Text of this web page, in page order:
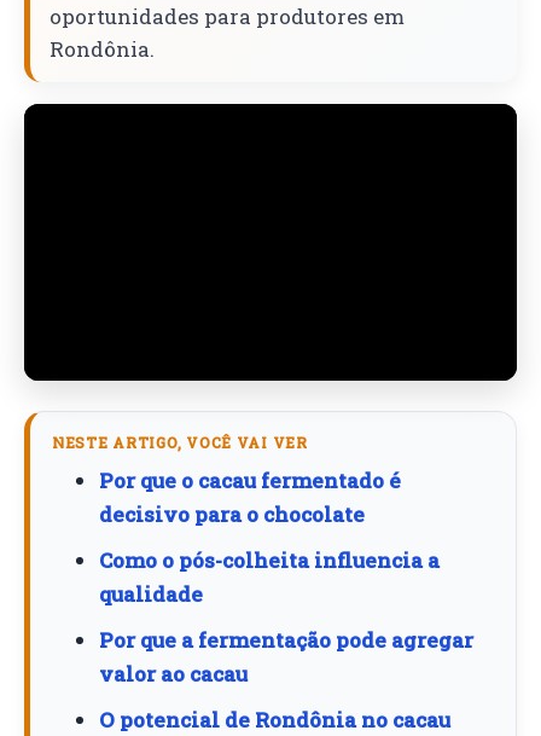
oportunidades para produtores em
Rondônia.
NESTE ARTIGO, VOCÊ VAI VER
Por que o cacau fermentado é
decisivo para o chocolate
Como o pós-colheita influencia a
qualidade
Por que a fermentação pode agregar
valor ao cacau
O potencial de Rondônia no cacau